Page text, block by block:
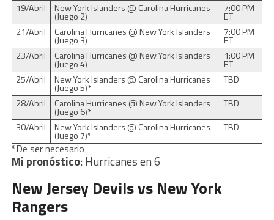
19/Abril
New York Islanders @ Carolina Hurricanes
(Juego 2)
7:00 PM
ET
21/Abril
Carolina Hurricanes @ New York Islanders
(Juego 3)
7:00 PM
ET
23/Abril
Carolina Hurricanes @ New York Islanders
(Juego 4)
1:00 PM
ET
25/Abril
New York Islanders @ Carolina Hurricanes
(Juego 5)*
TBD
28/Abril
Carolina Hurricanes @ New York Islanders
(Juego 6)*
TBD
30/Abril
New York Islanders @ Carolina Hurricanes
(Juego 7)*
TBD
*De ser necesario
Mi pronóstico: Hurricanes en 6
New Jersey Devils vs New York
Rangers